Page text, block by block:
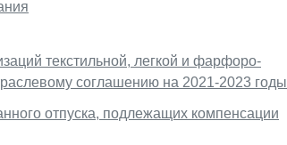
текстильной, легкой и фарфоро-
соглашению на 2021-2023 годы
отпуска, подлежащих компенсации